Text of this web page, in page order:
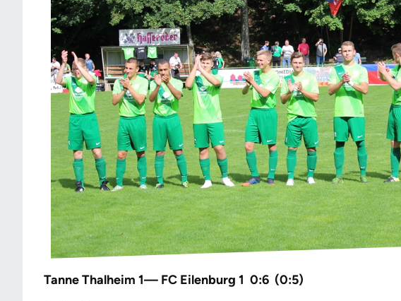
Tanne Thalheim 1— FC Eilenburg 1 0:6 (0:5)